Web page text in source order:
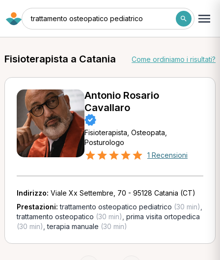
trattamento osteopatico pediatrico
Fisioterapista a Catania Come ordiniamo i risultati?
Antonio Rosario
Cavallaro
Fisioterapista, Osteopata,
Posturologo
1 Recensioni
Indirizzo: Viale Xx Settembre, 70 - 95128 Catania (CT)
Prestazioni:trattamento osteopatico pediatrico (30 min)
trattamento osteopatico (30 min) prima visita ortopedica
(30 min) ,terapia manuale (30 min)